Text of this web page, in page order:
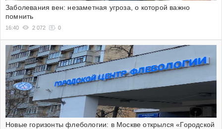
Заболевания вен: незаметная угроза, о которой важно
помнить
16:40 2 072 0
Новые горизонты флебологии: в Москве открылся «Городской